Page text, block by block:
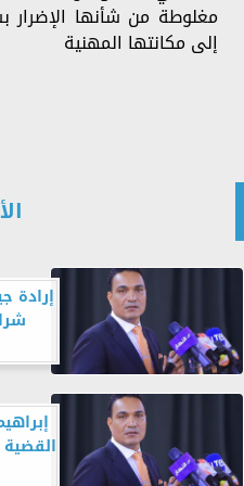
مغلوطة من شأنها
إلى مكانتها المهنية
إرادة